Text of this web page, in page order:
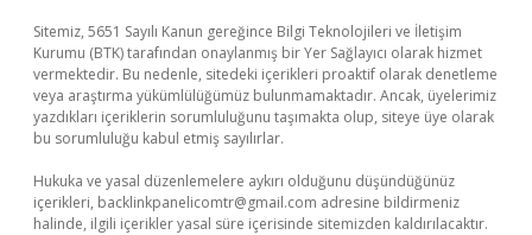
Sitemiz, 5651 Sayılı Kanun gereğince Bilgi Teknolojileri ve İletişim
Kurumu (BTK) tarafından onaylanmış bir Yer Sağlayıcı olarak hizmet
vermektedir. Bu nedenle, sitedeki içerikleri proaktif olarak denetleme
veya araştırma yükümlülüğümüz bulunmamaktadır. Ancak, üyelerimiz
yazdıkları içeriklerin sorumluluğunu taşımakta olup, siteye üye olarak
bu sorumluluğu kabul etmiş sayılırlar.
Hukuka ve yasal düzenlemelere aykırı olduğunu düşündüğünüz
içerikleri, backlinkpanelicomtr@gmail.com adresine bildirmeniz
halinde, ilgili içerikler yasal süre içerisinde sitemizden kaldırılacaktır.